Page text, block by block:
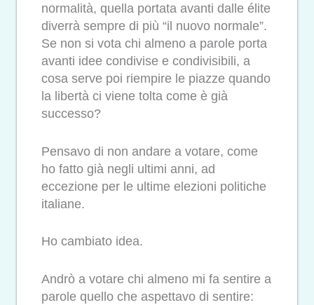
normalità, quella portata avanti dalle élite
diverrà sempre di più “il nuovo normale”.
Se non si vota chi almeno a parole porta
avanti idee condivise e condivisibili, a
cosa serve poi riempire le piazze quando
la libertà ci viene tolta come è già
successo?
Pensavo di non andare a votare, come
ho fatto già negli ultimi anni, ad
eccezione per le ultime elezioni politiche
italiane.
Ho cambiato idea.
Andrò a votare chi almeno mi fa sentire a
parole quello che aspettavo di sentire: